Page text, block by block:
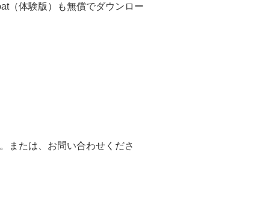
（体験版）も無償でダウンロー
または、お問い合わせくださ